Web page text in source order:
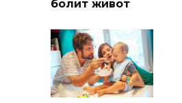
болит живот